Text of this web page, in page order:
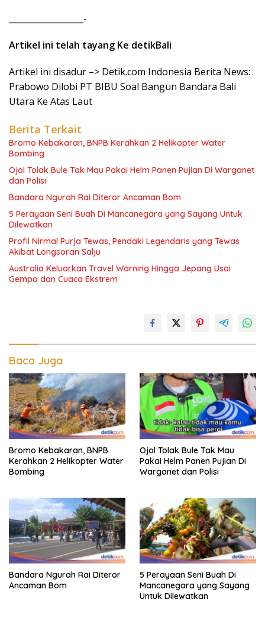
__________________-
Artikel ini telah tayang Ke detikBali
Artikel ini disadur –> Detik.com Indonesia Berita News:
Prabowo Dilobi PT BIBU Soal Bangun Bandara Bali
Utara Ke Atas Laut
Berita Terkait
Bromo Kebakaran, BNPB Kerahkan 2 Helikopter Water
Bombing
Ojol Tolak Bule Tak Mau Pakai Helm Panen Pujian Di Warganet
dan Polisi
Bandara Ngurah Rai Diteror Ancaman Bom
5 Perayaan Seni Buah Di Mancanegara yang Sayang Untuk
Dilewatkan
Profil Nirmal Purja Tewas, Pendaki Legendaris yang Tewas
Akibat Longsoran Salju
Australia Keluarkan Travel Warning Hingga Jepang Usai
Gempa dan Cuaca Ekstrem
Baca Juga
Bromo Kebakaran, BNPB
Kerahkan 2 Helikopter Water
Bombing
Ojol Tolak Bule Tak Mau
Pakai Helm Panen Pujian Di
Warganet dan Polisi
Bandara Ngurah Rai Diteror
Ancaman Bom
5 Perayaan Seni Buah Di
Mancanegara yang Sayang
Untuk Dilewatkan